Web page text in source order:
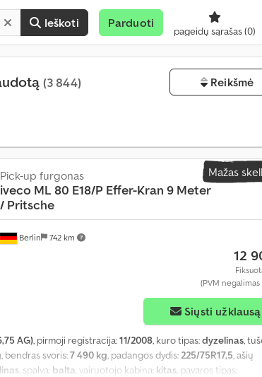
Ieškoti Parduoti
pageidų sąrašas(0)
(3 844) Reikšmė
Mažas
Berlin 742 km
Pick-up furgonas
iveco ML 80 E18/P Effer-Kran 9 Meter
/ Pritsche
12
(PVM
Siųsti užklausą
AG), pirmoji registracija:11/2008, kuro tipas:dyzelinas,
, bendras svoris:7 490 kg, padangos dydis:225/75R17,5, ašių
, spalva: balta, vairuotojo kabina: kitas, pavaros tipas:
K
a
s
m
ė
n
u
g
i